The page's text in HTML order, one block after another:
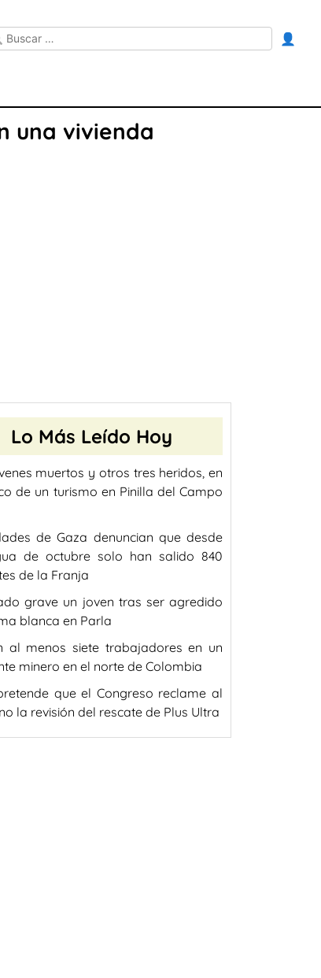
👤
una vivienda
Lo Más Leído Hoy
muertos y otros tres heridos, en
de un turismo en Pinilla del Campo
de Gaza denuncian que desde
de octubre solo han salido 840
de la Franja
grave un joven tras ser agredido
blanca en Parla
al menos siete trabajadores en un
minero en el norte de Colombia
que el Congreso reclame al
la revisión del rescate de Plus Ultra